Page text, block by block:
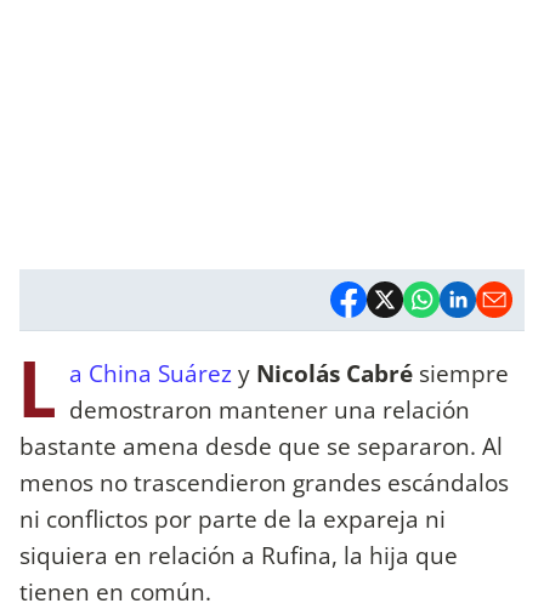
L a China Suárezy Nicolás Cabré siempre
demostraron mantener una relación
bastante amena desde que se separaron. Al
menos no trascendieron grandes escándalos
ni conflictos por parte de la expareja ni
siquiera en relación a Rufina, la hija que
tienen en común.